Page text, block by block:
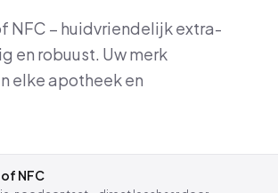
NFC – huidvriendelijk extra-
en robuust. Uw merk
elke apotheek en
NFC